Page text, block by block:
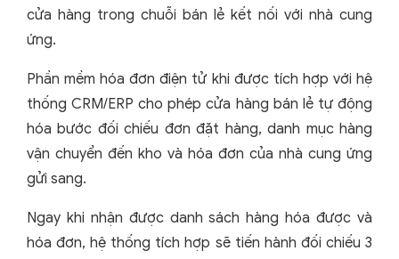
cửa hàng trong chuỗi bán lẻ kết nối với nhà cung
ứng.
Phần mềm hóa đơn điện tử khi được tích hợp với hệ
thống CRM/ERP cho phép cửa hàng bán lẻ tự động
hóa bước đối chiếu đơn đặt hàng, danh mục hàng
vận chuyển đến kho và hóa đơn của nhà cung ứng
gửi sang.
Ngay khi nhận được danh sách hàng hóa được và
hóa đơn, hệ thống tích hợp sẽ tiến hành đối chiếu 3